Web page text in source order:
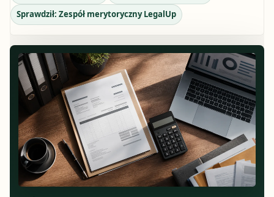
Sprawdził: Zespół merytoryczny LegalUp